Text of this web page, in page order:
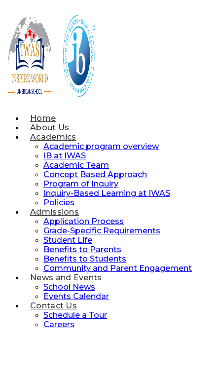
content
Home
About Us
Academics
Academic program overview
IB at IWAS
Academic Team
Concept Based Approach
Program of Inquiry
Inquiry-Based Learning at IWAS
Policies
Admissions
Application Process
Grade-Specific Requirements
Student Life
Benefits to Parents
Benefits to Students
Community and Parent Engagement
News and Events
School News
Events Calendar
Contact Us
Schedule a Tour
Careers